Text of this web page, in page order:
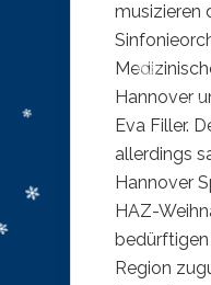
musizieren
Hannover
Eva Filler.
allerdings
Hannover
HAZ-
bedürftigen
Region